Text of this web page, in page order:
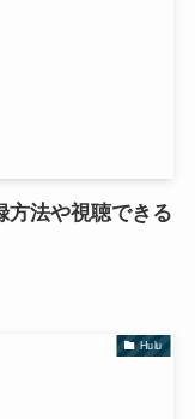
方法や視聴できる
Hulu